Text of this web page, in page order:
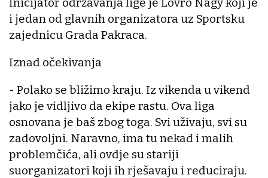
i jedan od glavnih organizatora uz Sportsku
zajednicu Grada Pakraca.
Iznad očekivanja
- Polako se bližimo kraju. Iz vikenda u vikend
jako je vidljivo da ekipe rastu. Ova liga
osnovana je baš zbog toga. Svi uživaju, svi su
zadovoljni. Naravno, ima tu nekad i malih
problemčića, ali ovdje su stariji
suorganizatori koji ih rješavaju i reduciraju.